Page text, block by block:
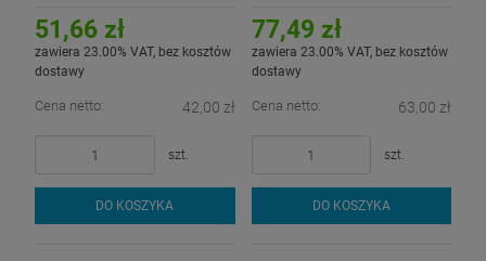
51,66 zł
zawiera 23.00% VAT, bez kosztów
dostawy
Cena netto: 42,00 zł
szt.
DO KOSZYKA
77,49 zł
zawiera 23.00% VAT, bez kosztów
dostawy
Cena netto: 63,00 zł
szt.
DO KOSZYKA